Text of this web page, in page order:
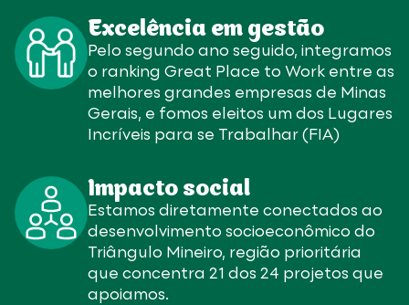
Excelência em gestão
Pelo segundo ano seguido, integramos
o ranking Great Place to Work entre as
melhores grandes empresas de Minas
Gerais, e fomos eleitos um dos Lugares
Incríveis para se Trabalhar (FIA)
Impacto social
Estamos diretamente conectados ao
desenvolvimento socioeconômico do
Triângulo Mineiro, região prioritária
que concentra 21 dos 24 projetos que
apoiamos.